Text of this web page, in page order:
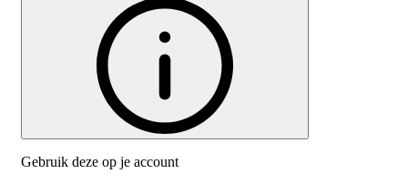
Gebruik deze op je account